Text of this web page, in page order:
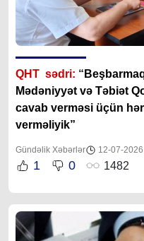
QHT sədri: “
Mədəniyyət və Təbiət
cavab verməsi üçün
verməliyik”
Gündəlik Xəbərlər 12-07-2026
1 0 1482